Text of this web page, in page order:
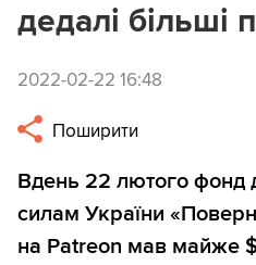
дедалі більші
2022-02-22 16:48
Поширити
Вдень 22 лютого фонд
силам України
на Patreon мав майже